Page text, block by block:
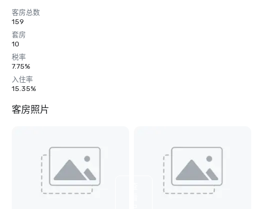
客房总数
159
套房
10
税率
7.75%
入住率
15.35%
客房照片